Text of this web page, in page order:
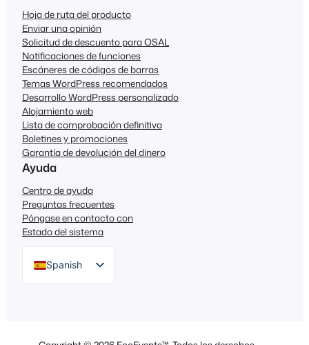
Hoja de ruta del producto
Enviar una opinión
Solicitud de descuento para OSAL
Notificaciones de funciones
Escáneres de códigos de barras
Temas WordPress recomendados
Desarrollo WordPress personalizado
Alojamiento web
Lista de comprobación definitiva
Boletines y promociones
Garantía de devolución del dinero
Ayuda
Centro de ayuda
Preguntas frecuentes
Póngase en contacto con
Estado del sistema
Spanish